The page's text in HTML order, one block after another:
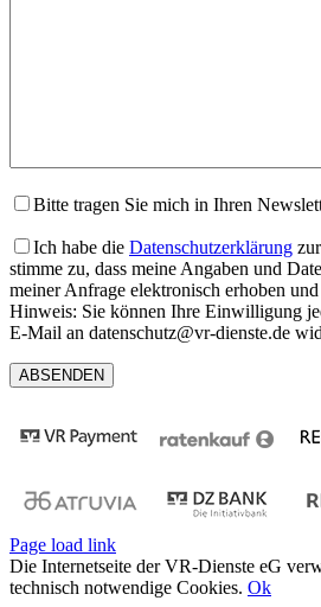
Bitte tragen Sie mich in Ihren
Ich habe die Datenschutzerklärung
stimme zu, dass meine Angaben und
meiner Anfrage elektronisch erhoben
Hinweis: Sie können Ihre Einwilligung
E-Mail an datenschutz@vr-dienste.de
Page load link
Die Internetseite der VR-Dienste eG
technisch notwendige Cookies. Ok